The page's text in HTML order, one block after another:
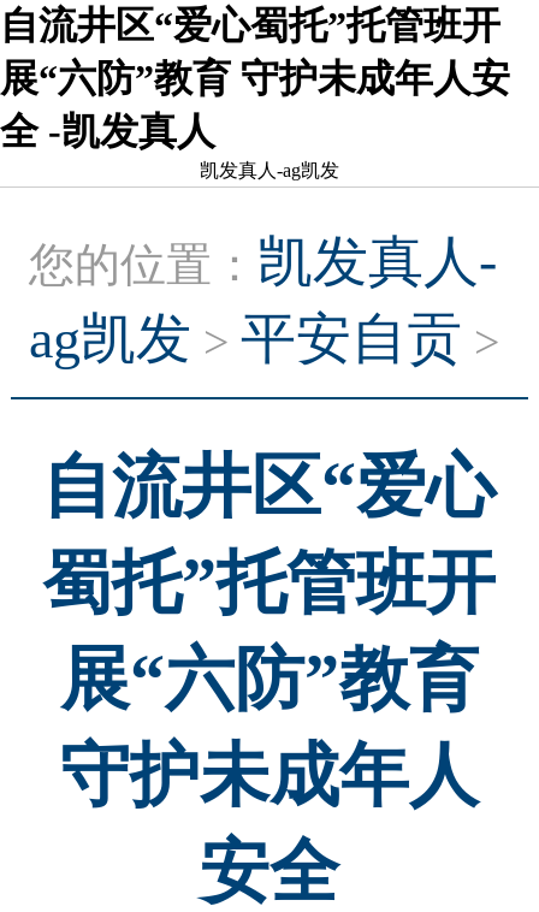
自流井区“爱心蜀托”托管班开
展“六防”教育 守护未成年人安
全 -凯发真人
凯发真人-ag凯发
您的位置： 凯发真人-
ag凯发 >平安自贡 >
自流井区“爱心
蜀托”托管班开
展“六防”教育
守护未成年人
安全